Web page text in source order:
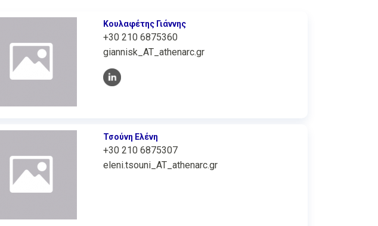
Κουλαφέτης Γιάννης
+30 210 6875360
giannisk_AT_athenarc.gr
Τσούνη Ελένη
+30 210 6875307
eleni.tsouni_AT_athenarc.gr